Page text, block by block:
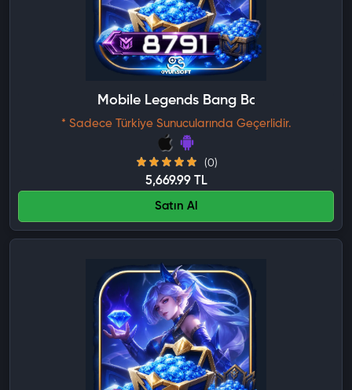
Mobile Legends Bang Bang 8791 Elmas
* Sadece Türkiye Sunucularında Geçerlidir.
(0)
5,669.99 TL
Satın Al